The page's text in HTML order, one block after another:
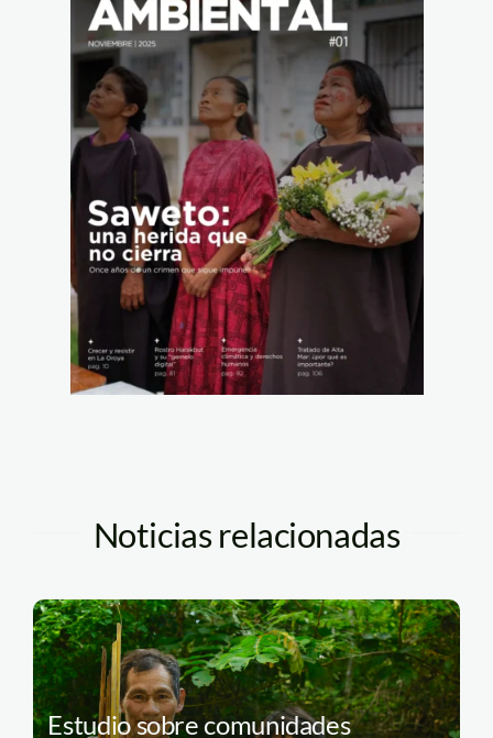
Noticias relacionadas
Estudio sobre comunidades